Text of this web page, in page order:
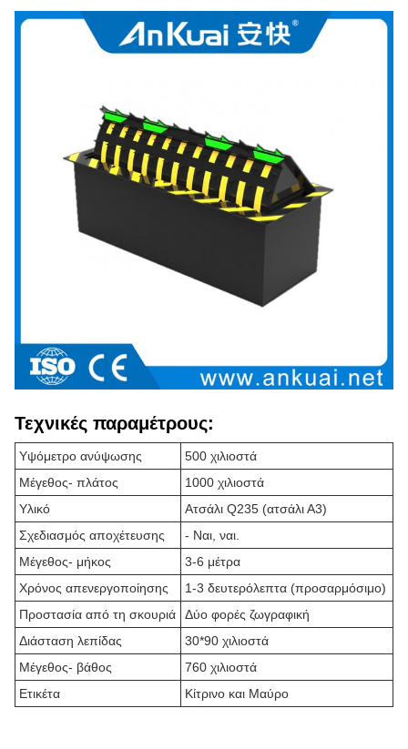
Τεχνικές παραμέτρους:
Υψόμετρο ανύψωσης
500 χιλιοστά
Μέγεθος- πλάτος
1000 χιλιοστά
Υλικό
Ατσάλι Q235 (ατσάλι Α3)
Σχεδιασμός αποχέτευσης
- Ναι, ναι.
Μέγεθος- μήκος
3-6 μέτρα
Χρόνος απενεργοποίησης
1-3 δευτερόλεπτα (προσαρμόσιμο)
Προστασία από τη σκουριά
Δύο φορές ζωγραφική
Διάσταση λεπίδας
30*90 χιλιοστά
Μέγεθος- βάθος
760 χιλιοστά
Ετικέτα
Κίτρινο και Μαύρο